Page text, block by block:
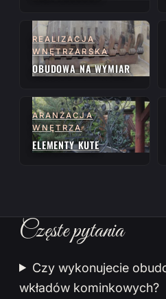
REALIZACJA
WNĘTRZARSKA
OBUDOWA NA WYMIAR
ARANŻACJA
WNĘTRZA
ELEMENTY KUTE
Częste pytania
Czy wykonujecie
wkładów kominkowych?